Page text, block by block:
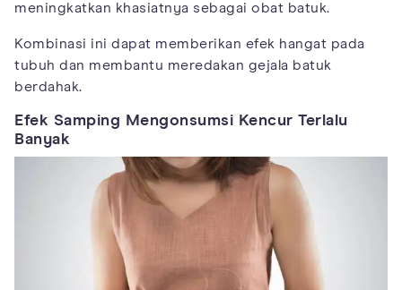
meningkatkan khasiatnya sebagai obat batuk.
Kombinasi ini dapat memberikan efek hangat pada
tubuh dan membantu meredakan gejala batuk
berdahak.
Efek Samping Mengonsumsi Kencur Terlalu
Banyak